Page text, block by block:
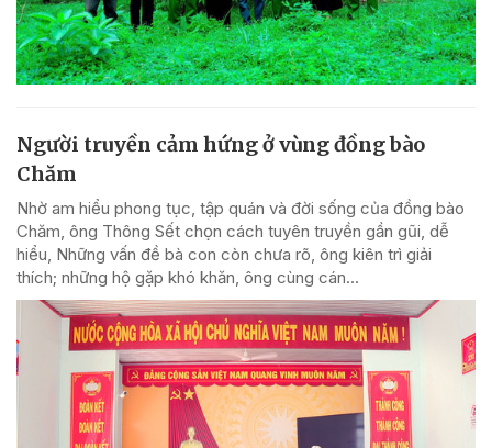
Người truyền cảm hứng ở vùng đồng bào
Chăm
Nhờ am hiểu phong tục, tập quán và đời sống của đồng bào
Chăm, ông Thông Sết chọn cách tuyên truyền gần gũi, dễ
hiểu, Những vấn đề bà con còn chưa rõ, ông kiên trì giải
thích; những hộ gặp khó khăn, ông cùng cán...